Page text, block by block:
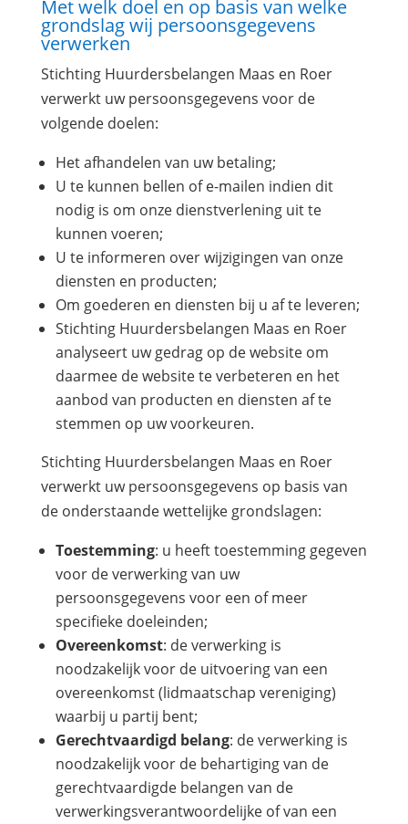
Met welk doel en op basis van welke
grondslag wij persoonsgegevens
verwerken
Stichting Huurdersbelangen Maas en Roer
verwerkt uw persoonsgegevens voor de
volgende doelen:
Het afhandelen van uw betaling;
U te kunnen bellen of e-mailen indien dit
nodig is om onze dienstverlening uit te
kunnen voeren;
U te informeren over wijzigingen van onze
diensten en producten;
Om goederen en diensten bij u af te leveren;
Stichting Huurdersbelangen Maas en Roer
analyseert uw gedrag op de website om
daarmee de website te verbeteren en het
aanbod van producten en diensten af te
stemmen op uw voorkeuren.
Stichting Huurdersbelangen Maas en Roer
verwerkt uw persoonsgegevens op basis van
de onderstaande wettelijke grondslagen:
Toestemming: u heeft toestemming gegeven
voor de verwerking van uw
persoonsgegevens voor een of meer
specifieke doeleinden;
Overeenkomst: de verwerking is
noodzakelijk voor de uitvoering van een
overeenkomst (lidmaatschap vereniging)
waarbij u partij bent;
Gerechtvaardigd belang: de verwerking is
noodzakelijk voor de behartiging van de
gerechtvaardigde belangen van de
verwerkingsverantwoordelijke of van een